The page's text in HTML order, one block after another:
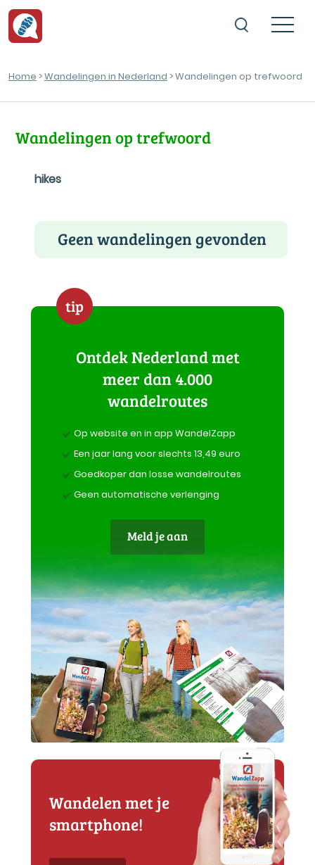
Home >Wandelingen in Nederland > Wandelingen op trefwoord
Wandelingen op trefwoord
hikes
Geen wandelingen gevonden
tip
Ontdek Nederland met
meer dan 4.000
wandelroutes
Op website en in app WandelZapp
Een jaar lang voor slechts 13,49 euro
Goedkoper dan losse wandelroutes
Geen automatische verlenging
Meld je aan
Wandelen met je
smartphone!